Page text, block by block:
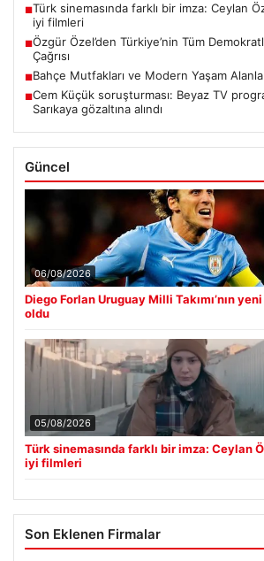
■Türk sinemasında farklı bir imza: Ceylan
iyi filmleri
■Özgür Özel’den Türkiye’nin Tüm
Çağrısı
■Bahçe Mutfakları ve Modern Yaşam
■Cem Küçük soruşturması: Beyaz TV
Sarıkaya gözaltına alındı
Güncel
06/08/2026
Diego Forlan Uruguay Milli Takımı’nın
oldu
05/08/2026
Türk sinemasında farklı bir imza: Ceylan
iyi filmleri
Son Eklenen Firmalar